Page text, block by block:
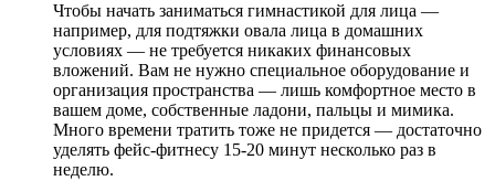
Чтобы начать заниматься гимнастикой для лица —
например, для подтяжки овала лица в домашних
условиях — не требуется никаких финансовых
вложений. Вам не нужно специальное оборудование и
организация пространства — лишь комфортное место в
вашем доме, собственные ладони, пальцы и мимика.
Много времени тратить тоже не придется — достаточно
уделять фейс-фитнесу 15-20 минут несколько раз в
неделю.